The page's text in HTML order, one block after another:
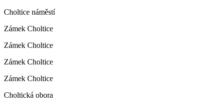
Choltice náměstí
Zámek Choltice
Zámek Choltice
Zámek Choltice
Zámek Choltice
Choltická obora